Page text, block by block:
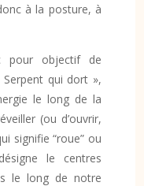
à la posture, à
pour objectif de
qui dort »,
le long de la
(ou d’ouvrir,
signifie “roue” ou
le centres
le long de notre